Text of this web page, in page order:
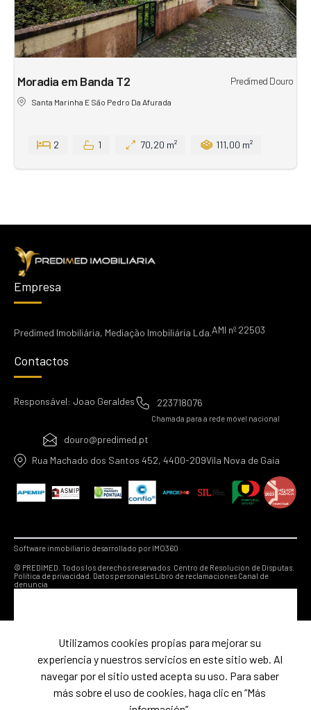
Moradia em Banda T2 Predimed Douro
Santa Marinha E São Pedro Da Afurada
2 1 70,20 m² 111,00 m²
Empresa
Predimed Imobiliária, Mediação Imobiliária Lda.AMI nº 22503
Contactos
Responsável: Joao Geraldes 223718076
Chamada para a rede móvel nacional
douro@predimed.pt
Rua Machado dos Santos 452, 4400-209Vila Nova de Gaia
Software inmobiliario desarrollado por IMO360
© PREDIMED. Todos los derechos reservados. Centro de Resolución de Disputas.
Política de privacidad. Datos personalesLibro de reclamaciones Canal de
denuncia
Utilizamos cookies propias para mejorar su
experiencia y nuestros servicios en este sitio web. Al
navegar por el sitio usted acepta su uso. Para saber
más sobre el uso de cookies, haga clic en “Más